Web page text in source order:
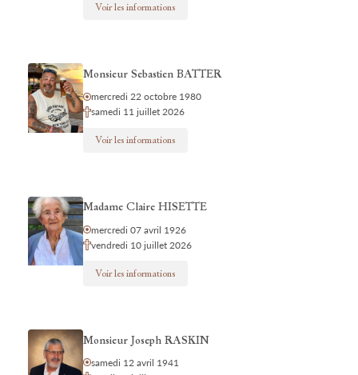
Voir les informations
Monsieur Sebastien BATTER
mercredi 22 octobre 1980
samedi 11 juillet 2026
Voir les informations
Madame Claire HISETTE
mercredi 07 avril 1926
vendredi 10 juillet 2026
Voir les informations
Monsieur Joseph RASKIN
samedi 12 avril 1941